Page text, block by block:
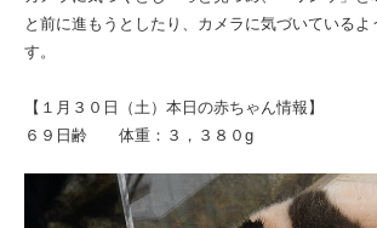
と前に進もうとしたり、カメラに気づいているよ
す。
【１月３０日（土）本日の赤ちゃん情報】
６９日齢 体重：３，３８０g